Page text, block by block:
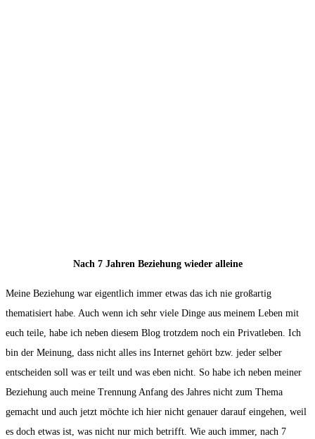
Nach 7 Jahren Beziehung wieder alleine
Meine Beziehung war eigentlich immer etwas das ich nie großartig
thematisiert habe. Auch wenn ich sehr viele Dinge aus meinem Leben mit
euch teile, habe ich neben diesem Blog trotzdem noch ein Privatleben. Ich
bin der Meinung, dass nicht alles ins Internet gehört bzw. jeder selber
entscheiden soll was er teilt und was eben nicht. So habe ich neben meiner
Beziehung auch meine Trennung Anfang des Jahres nicht zum Thema
gemacht und auch jetzt möchte ich hier nicht genauer darauf eingehen, weil
es doch etwas ist, was nicht nur mich betrifft. Wie auch immer, nach 7